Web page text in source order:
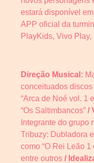
estará disponível
APP oficial da
PlayKids, Vivo
Direção Musical:
conceituados
“Arca de Noé vol. 1
“Os Saltimbancos” /
Integrante do grupo
Tribuzy: Dubladora
como “O Rei Leão 1
entre outros /